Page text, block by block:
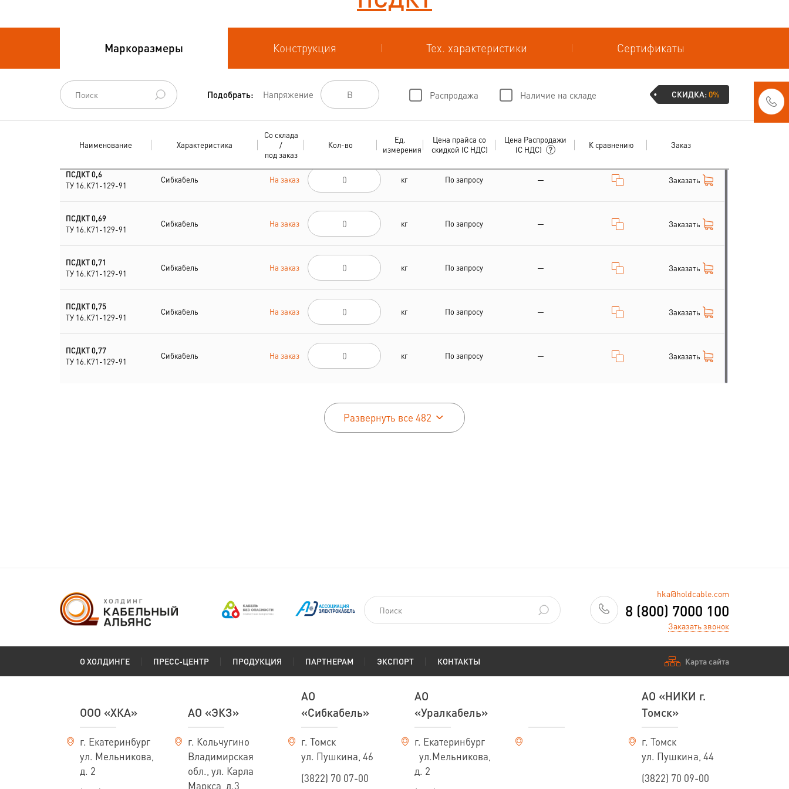
Провода силовые для
Провода
спец.назначения
Провода
Шнуры шахтные
Маркоразмеры Конструкция Тех. характеристики Сертификаты
Подобрать: Напряжение Распродажа Наличие на складе СКИДКА:0%
Наименование Характеристика
Со склада
/
под заказ
Кол-во
Ед.
измерения
Цена прайса со
скидкой (С НДС)
Цена Распродажи
(С НДС)
К сравнению Заказ
ПСДКТ 0,6
ТУ 16.К71-129-91
Сибкабель На заказ кг По запросу — Заказать
ПСДКТ 0,69
ТУ 16.К71-129-91
Сибкабель На заказ кг По запросу — Заказать
ПСДКТ 0,71
ТУ 16.К71-129-91
Сибкабель На заказ кг По запросу — Заказать
ПСДКТ 0,75
ТУ 16.К71-129-91
Сибкабель На заказ кг По запросу — Заказать
ПСДКТ 0,77
ТУ 16.К71-129-91
Сибкабель На заказ кг По запросу — Заказать
Развернуть все 482
hka@holdcable.com
8 (800) 7000 100
Заказать звонок
О ХОЛДИНГЕ ПРЕСС-ЦЕНТР ПРОДУКЦИЯ ПАРТНЕРАМ ЭКСПОРТ КОНТАКТЫ Карта сайта
ООО «ХКА»
г. Екатеринбург
ул. Мельникова,
д. 2
АО «ЭКЗ»
г. Кольчугино
Владимирская
обл., ул. Карла
Маркса, д.3
АО
«Сибкабель»
г. Томск
ул. Пушкина, 46
(3822) 70 07-00
АО
«Уралкабель»
г. Екатеринбург
ул.Мельникова,
д. 2
АО «НИКИ г.
Томск»
г. Томск
ул. Пушкина, 44
(3822) 70 09-00